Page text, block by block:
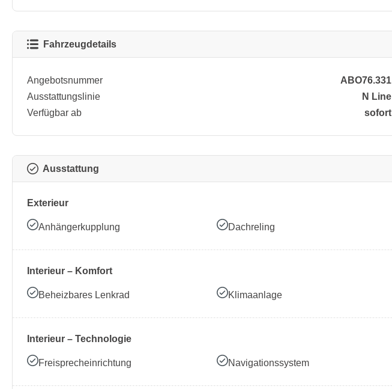
Fahrzeugdetails
Angebotsnummer
ABO76.331
Ausstattungslinie
N Line
Verfügbar ab
sofort
Ausstattung
Exterieur
Anhängerkupplung Dachreling
Interieur – Komfort
Beheizbares Lenkrad Klimaanlage
Interieur – Technologie
Freisprecheinrichtung Navigationssystem